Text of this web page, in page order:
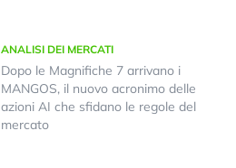
ANALISI DEI MERCATI
Dopo le Magnifiche 7 arrivano i
MANGOS, il nuovo acronimo delle
azioni AI che sfidano le regole del
mercato